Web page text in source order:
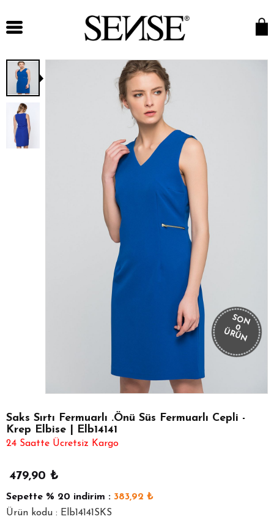
SON
0
ÜRÜN
Saks Sırtı Fermuarlı .Önü Süs Fermuarlı Cepli -
Krep Elbise | Elb14141
24 Saatte Ücretsiz Kargo
479,90 ₺
Sepette % 20 indirim : 383,92 ₺
Ürün kodu : Elb14141SKS